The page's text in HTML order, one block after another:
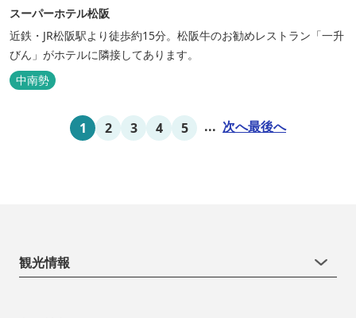
スーパーホテル松阪
近鉄・JR松阪駅より徒歩約15分。松阪牛のお勧めレストラン「一升
びん」がホテルに隣接してあります。
中南勢
1 2 3 4 5 ... 次へ最後へ
観光情報